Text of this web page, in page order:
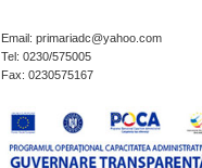
Email: primariadc@yahoo.com
Tel: 0230/575005
Fax: 0230575167